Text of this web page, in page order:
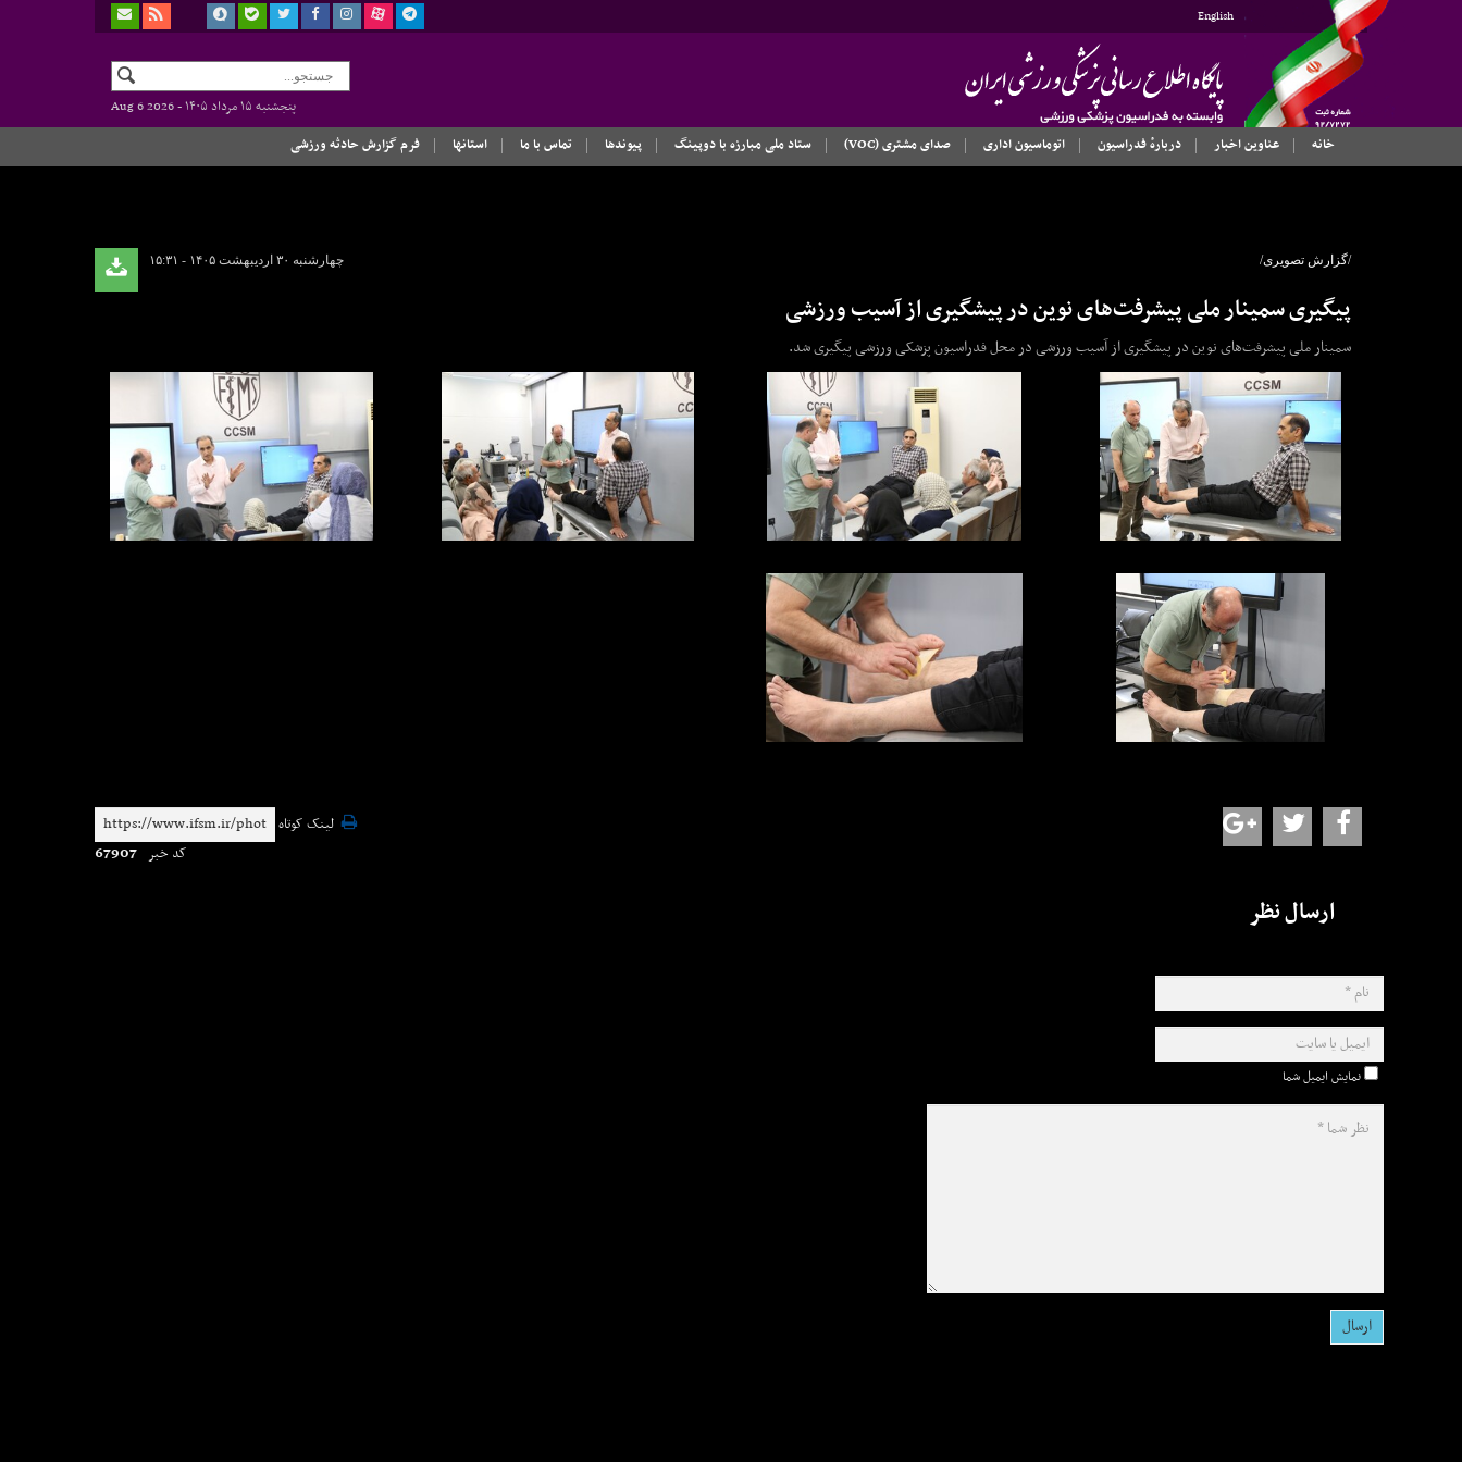
English
پنجشنبه ۱۵ مرداد ۱۴۰۵ -
Aug 6 2026
خانه
عناوین اخبار دربارهٔ فدراسیون اتوماسیون اداری صدای مشتری (VOC) ستاد ملی مبارزه با دوپینگ پیوندها تماس با ما استانها فرم گزارش حادثه ورزشی
چهارشنبه ۳۰ اردیبهشت ۱۴۰۵ - ۱۵:۳۱ /گزارش تصویری/
پیگیری سمینار ملی پیشرفت‌های نوین در پیشگیری از آسیب ورزشی
سمینار ملی پیشرفت‌های نوین در پیشگیری از آسیب ورزشی در محل فدراسیون پزشکی ورزشی پیگیری شد.
لینک کوتاه
کد خبر 67907
ارسال نظر
نمایش ایمیل شما